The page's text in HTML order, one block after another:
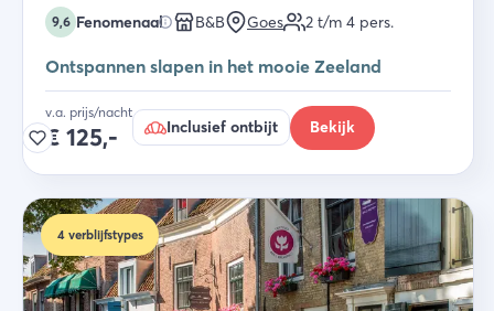
9,6 Fenomenaal B&B Goes 2 t/m 4 pers.
Ontspannen slapen in het mooie Zeeland
v.a. prijs/nacht
€ 125,- Inclusief ontbijt Bekijk
4 verblijfstypes